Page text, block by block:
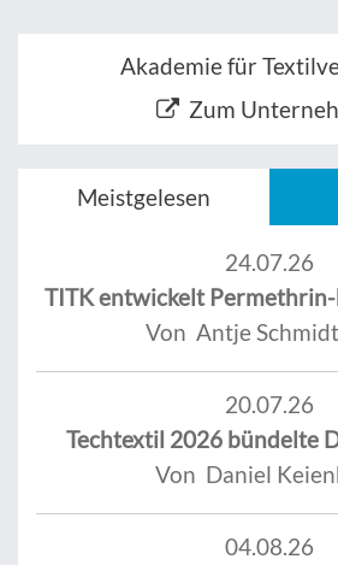
Akademie für
Zum
Meistgelesen
24.07.26
TITK entwickelt
Von Antje
20.07.26
Techtextil 2026 bündelte
Von Daniel
04.08.26